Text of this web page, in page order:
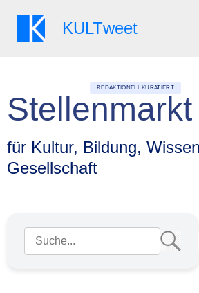
KULTweet
REDAKTIONELL KURATIERT
Stellenmarkt
für Kultur, Bildung,
Gesellschaft
Suchbegriff eingeben